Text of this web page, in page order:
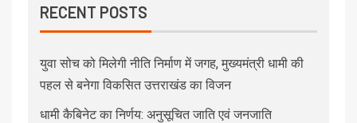
RECENT POSTS
युवा सोच को मिलेगी नीति निर्माण में जगह, मुख्यमंत्री धामी की
पहल से बनेगा विकसित उत्तराखंड का विजन
धामी कैबिनेट का निर्णय: अनुसूचित जाति एवं जनजाति